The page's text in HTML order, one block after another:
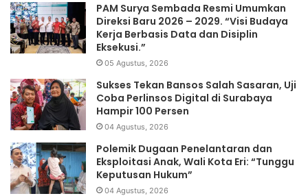
PAM Surya Sembada Resmi Umumkan
Direksi Baru 2026 – 2029. “Visi Budaya
Kerja Berbasis Data dan Disiplin
Eksekusi.”
05 Agustus, 2026
Sukses Tekan Bansos Salah Sasaran, Uji
Coba Perlinsos Digital di Surabaya
Hampir 100 Persen
04 Agustus, 2026
Polemik Dugaan Penelantaran dan
Eksploitasi Anak, Wali Kota Eri: “Tunggu
Keputusan Hukum”
04 Agustus, 2026